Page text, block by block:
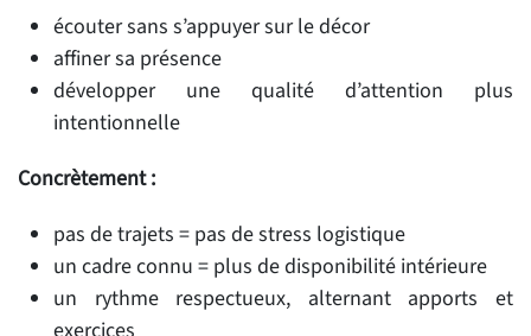
écouter sans s’appuyer sur le décor
affiner sa présence
développer une qualité d’attention plus
intentionnelle
Concrètement :
pas de trajets = pas de stress logistique
un cadre connu = plus de disponibilité intérieure
un rythme respectueux, alternant apports et